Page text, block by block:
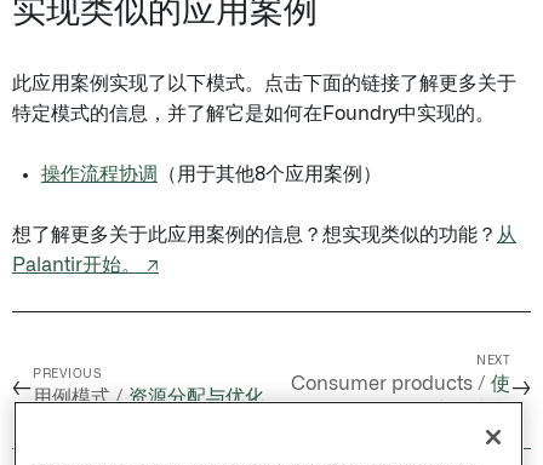
实现类似的应用案例
此应用案例实现了以下模式。点击下面的链接了解更多关于
特定模式的信息，并了解它是如何在Foundry中实现的。
操作流程协调 （用于其他8个应用案例）
想了解更多关于此应用案例的信息？想实现类似的功能？ 从
Palantir开始。 ↗
←
PREVIOUS
用例模式 /资源分配与优化
NEXT
Consumer products / 使→